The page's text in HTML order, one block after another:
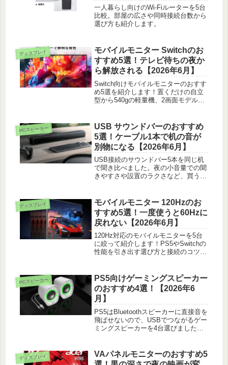
る
一人暮らし向けのWi-Fiルーターを5台
比較。部屋の広さや同時接続台数から
選び方も紹介します。
ディスプレイ
モバイルモニター Switchのお
すすめ5選！テレビ待ちの夜か
ら解放される【2026年6月】
Switch向けモバイルモニターのおすす
め5選を紹介します！置くだけの自立
型から540gの軽量機、2画面モデルま
びました。
PCスピーカー
USB サウンドバーのおすすめ
5選！ケーブル1本で机の音が
別物になる【2026年6月】
USB接続のサウンドバー5本を同じ机
で聞き比べました。夜の小音量での聞
きやすさや設置のラクさなど、買う前
ディスプレイ
モバイルモニター 120Hzのお
すすめ5選！一度使うと60Hzに
戻れない【2026年6月】
120Hz対応のモバイルモニターを5台
に絞って紹介します！PS5やSwitchの
性能を引き出す選び方と接続のコツも
PCスピーカー
PS5向けゲーミングスピーカー
のおすすめ4選！【2026年6
月】
PS5はBluetoothスピーカーに直接音を
飛ばせないので、USBでつながるゲー
ミングスピーカーを4台選びました。
ディスプレイ
VAパネルモニターのおすすめ5